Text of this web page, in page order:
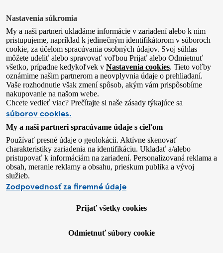
Nastavenia súkromia
My a naši partneri ukladáme informácie v zariadení alebo k nim
pristupujeme, napríklad k jedinečným identifikátorom v súboroch
cookie, za účelom spracúvania osobných údajov. Svoj súhlas
môžete udeliť alebo spravovať voľbou Prijať alebo Odmietnuť
všetko, prípadne kedykoľvek v Nastavenia cookies. Tieto voľby
oznámime našim partnerom a neovplyvnia údaje o prehliadaní.
Vaše rozhodnutie však zmení spôsob, akým vám prispôsobíme
nakupovanie na našom webe.
Chcete vedieť viac? Prečítajte si naše zásady týkajúce sa
súborov cookies.
My a naši partneri spracúvame údaje s cieľom
Používať presné údaje o geolokácii. Aktívne skenovať
charakteristiky zariadenia na identifikáciu. Ukladať a/alebo
pristupovať k informáciám na zariadení. Personalizovaná reklama a
obsah, meranie reklamy a obsahu, prieskum publika a vývoj
služieb.
Zodpovednosť za firemné údaje
Prijať všetky cookies
Odmietnuť súbory cookie